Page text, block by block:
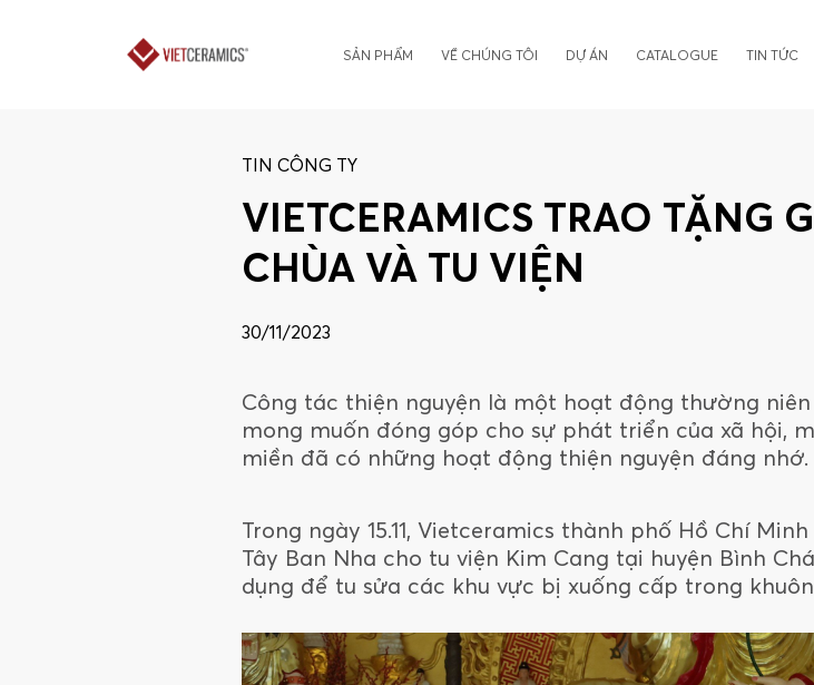
SẢN PHẨM VỀ CHÚNG TÔI DỰ ÁN CATALOGUE TIN TỨC
TIN CÔNG TY
VIETCERAMICS TRAO TẶNG
CHÙA VÀ TU VIỆN
30/11/2023
Công tác thiện nguyện là một hoạt động thường
mong muốn đóng góp cho sự phát triển của xã hội,
miền đã có những hoạt động thiện nguyện đáng nhớ.
Trong ngày 15.11, Vietceramics thành phố Hồ Chí
Tây Ban Nha cho tu viện Kim Cang tại huyện Bình
dụng để tu sửa các khu vực bị xuống cấp trong